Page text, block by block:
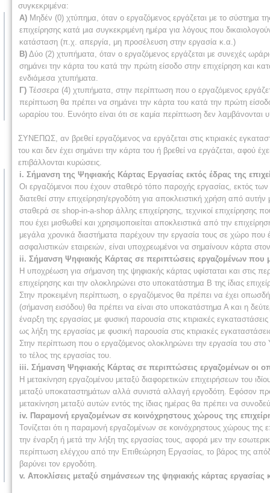
συγκεκριμένα:
Α) Μηδέν (0) χτύπημα, όταν ο εργαζόμενος εργάζεται με το σύστημα
επιχείρησης κατά μια συγκεκριμένη ημέρα για λόγους που
κατάσταση (π.χ. απεργία, μη προσέλευση στην εργασία κ.α.)
Β) Δύο (2) χτυπήματα, όταν ο εργαζόμενος εργάζεται με συνεχές
σημάνει την κάρτα του κατά την πρώτη είσοδο στην επιχείρηση και
ενδιάμεσα χτυπήματα.
Γ) Τέσσερα (4) χτυπήματα, στην περίπτωση που ο εργαζόμενος
περίπτωση θα πρέπει να σημάνει την κάρτα του κατά την πρώτη
ωραρίου του. Ευνόητο είναι ότι σε καμία περίπτωση δεν
ΣΥΝΕΠΩΣ, αν βρεθεί εργαζόμενος να εργάζεται στις κτιριακές
του και δεν έχει σημάνει την κάρτα του ή βρεθεί να εργάζεται, αφού
επιβάλλονται κυρώσεις.
i. Σήμανση της Ψηφιακής Κάρτας Εργασίας εκτός έδρας της
Οι εργαζόμενοι που έχουν σταθερό τόπο παροχής εργασίας, εκτός
διατεθεί στην επιχείρηση/εργοδότη για αποκλειστική χρήση από
σταθερά σε shop-in-a-shop άλλης επιχείρησης, τεχνικοί επιχείρησης
που έχει μισθωθεί και χρησιμοποιείται αποκλειστικά από την
μεγάλα χρονικά διαστήματα παρέχουν την εργασία τους σε χώρο που
ασφαλιστικών εταιρειών, είναι υποχρεωμένοι να σημαίνουν κάρτα
ii. Σήμανση Ψηφιακής Κάρτας σε περιπτώσεις εργαζομένων που
Η υποχρέωση για σήμανση της ψηφιακής κάρτας υφίσταται και στις
επιχείρησης και την ολοκληρώνει στο υποκατάστημα Β της ίδιας
Στην προκειμένη περίπτωση, ο εργαζόμενος θα πρέπει να έχει
(σήμανση εισόδου) θα πρέπει να είναι στο υποκατάστημα Α και η
έναρξη της εργασίας με φυσική παρουσία στις κτιριακές
ως λήξη της εργασίας με φυσική παρουσία στις κτιριακές
Στην περίπτωση που ο εργαζόμενος ολοκληρώνει την εργασία του
το τέλος της εργασίας του.
iii. Σήμανση Ψηφιακής Κάρτας σε περιπτώσεις εργαζομένων οι
Η μετακίνηση εργαζομένου μεταξύ διαφορετικών επιχειρήσεων του
μεταξύ υποκαταστημάτων αλλά συνιστά αλλαγή εργοδότη. Εφόσον
μετακίνηση μεταξύ αυτών εντός της ίδιας ημέρας θα πρέπει να
iv. Παραμονή εργαζομένων σε κοινόχρηστους χώρους της
Τονίζεται ότι η παραμονή εργαζομένων σε κοινόχρηστους χώρους
την έναρξη ή μετά την λήξη της εργασίας τους, αφορά μεν την
περίπτωση ελέγχου από την Επιθεώρηση Εργασίας, το βάρος της
βαρύνει τον εργοδότη.
v. Αποκλίσεις μεταξύ σημάνσεων της ψηφιακής κάρτας